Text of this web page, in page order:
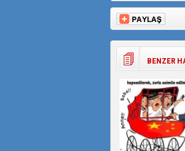
BENZER